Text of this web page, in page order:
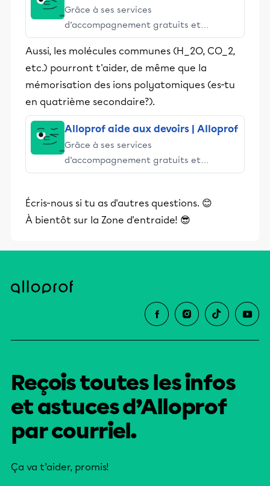
Grâce à ses services
d’accompagnement gratuits et
stimulants, Alloprof engage les élèves
et leurs parents dans la réussite
éducative.
Aussi, les molécules communes (H_2O, CO_2,
etc.) pourront t'aider, de même que la
mémorisation des ions polyatomiques (es-tu
en quatrième secondaire?).
Alloprof aide aux devoirs | Alloprof
Grâce à ses services
d’accompagnement gratuits et
stimulants, Alloprof engage les élèves
éducative.
Écris-nous si tu as d'autres questions. 😊
À bientôt sur la Zone d'entraide! 😎
Reçois toutes les infos
et astuces d’Alloprof
par courriel.
Ça va t’aider, promis!